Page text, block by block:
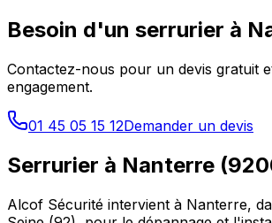
Besoin d'un serrurier à
Contactez-nous pour un devis gratuit
engagement.
01 45 05 15 12Demander un devis
Serrurier à Nanterre (
Alcof Sécurité intervient à Nanterre,